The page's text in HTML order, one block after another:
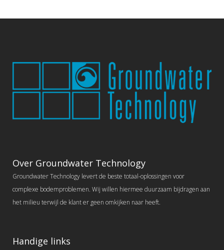
Over Groundwater Technology
Groundwater Technology levert de beste totaal-oplossingen voor
complexe bodemproblemen. Wij willen hiermee duurzaam bijdragen aan
het milieu terwijl de klant er geen omkijken naar heeft.
Handige links